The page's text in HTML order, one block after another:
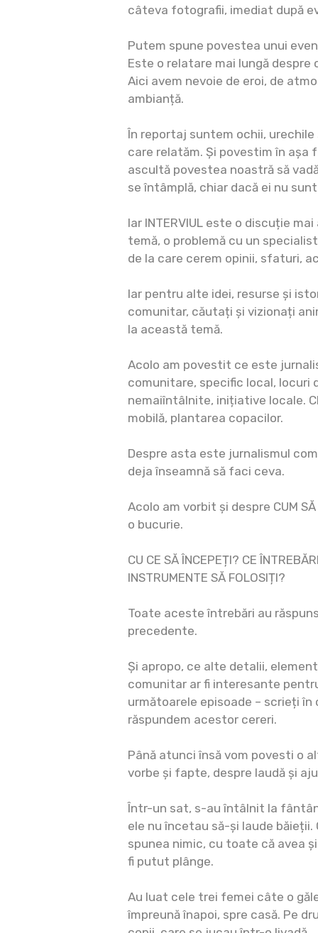
câteva fotografii, imediat după
Putem spune povestea unui
Este o relatare mai lungă despre
Aici avem nevoie de eroi, de
ambianță.
În reportaj suntem ochii,
care relatăm. Și povestim în așa
ascultă povestea noastră să
se întâmplă, chiar dacă ei nu
Iar INTERVIUL este o discuție
temă, o problemă cu un
de la care cerem opinii, sfaturi,
Iar pentru alte idei, resurse și
comunitar, căutați și vizionați
la această temă.
Acolo am povestit ce este
comunitare, specific local, locuri
nemaiîntâlnite, inițiative locale.
mobilă, plantarea copacilor.
Despre asta este jurnalismul
deja înseamnă să faci ceva.
Acolo am vorbit și despre CUM
o bucurie.
CU CE SĂ ÎNCEPEȚI? CE
INSTRUMENTE SĂ FOLOSIȚI?
Toate aceste întrebări au
precedente.
Și apropo, ce alte detalii,
comunitar ar fi interesante
următoarele episoade – scrieți în
răspundem acestor cereri.
Până atunci însă vom povesti o
vorbe și fapte, despre laudă și
Într-un sat, s-au întâlnit la
ele nu încetau să-și laude băieții.
spunea nimic, cu toate că avea
fi putut plânge.
Au luat cele trei femei câte o
împreună înapoi, spre casă. Pe